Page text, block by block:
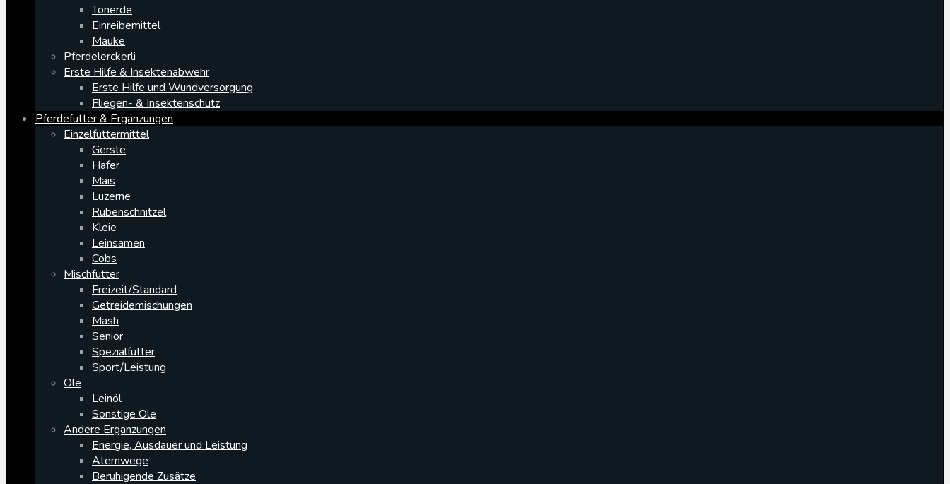
Tonerde
Einreibemittel
Mauke
Pferdelerckerli
Erste Hilfe & Insektenabwehr
Erste Hilfe und Wundversorgung
Fliegen- & Insektenschutz
Pferdefutter & Ergänzungen
Einzelfuttermittel
Gerste
Hafer
Mais
Luzerne
Rübenschnitzel
Kleie
Leinsamen
Cobs
Mischfutter
Freizeit/Standard
Getreidemischungen
Mash
Senior
Spezialfutter
Sport/Leistung
Öle
Leinöl
Sonstige Öle
Andere Ergänzungen
Energie, Ausdauer und Leistung
Atemwege
Beruhigende Zusätze